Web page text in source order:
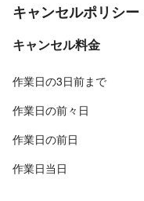
キャンセルポリシー
キャンセル料金
作業日の3日前まで
作業日の前々日
作業日の前日
作業日当日